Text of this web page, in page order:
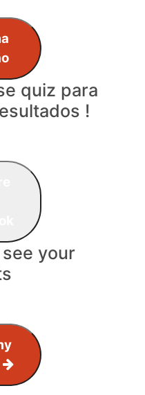
quiz para
!
your